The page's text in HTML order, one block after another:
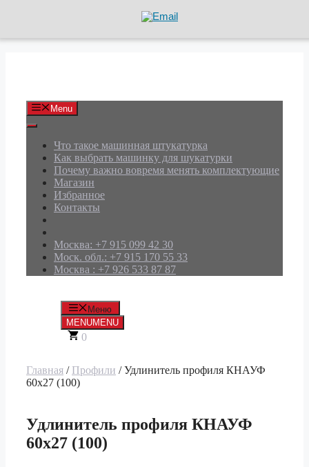
Menu
Что такое машинная штукатурка
Как выбрать машинку для шукатурки
Почему важно вовремя менять комплектующие
Магазин
Избранное
Контакты
Москва: +7 915 099 42 30
Моск. обл.: +7 915 170 55 33
Москва : +7 926 533 87 87
Меню
MENUMENU
0
Главная / Профили / Удлинитель профиля КНАУФ
60х27 (100)
Удлинитель профиля КНАУФ
60х27 (100)